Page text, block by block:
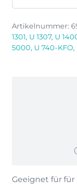
Menge
Artikelnummer:
1301, U 1307, U
5000, U 740-KFO,
Geeignet für für